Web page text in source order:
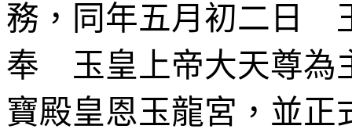
務，同年五月初二日
奉 玉皇上帝大天尊為
寶殿皇恩玉龍宮，並